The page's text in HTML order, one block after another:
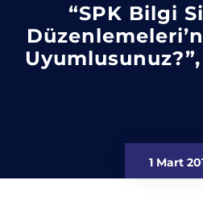
“SPK Bilgi
Uyumlusunuz?”,
1 Mart